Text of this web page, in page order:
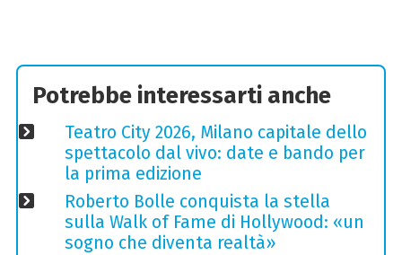
Potrebbe interessarti anche
Teatro City 2026, Milano capitale dello
spettacolo dal vivo: date e bando per
la prima edizione
Roberto Bolle conquista la stella
sulla Walk of Fame di Hollywood: «un
sogno che diventa realtà»